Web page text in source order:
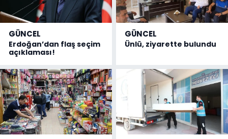
GÜNCEL
Erdoğan’dan flaş seçim
açıklaması!
GÜNCEL
Ünlü, ziyarette bulundu